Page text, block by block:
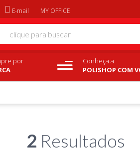
E-mail MY OFFICE
por
Conheça a
POLISHOP COM
2 Resultados